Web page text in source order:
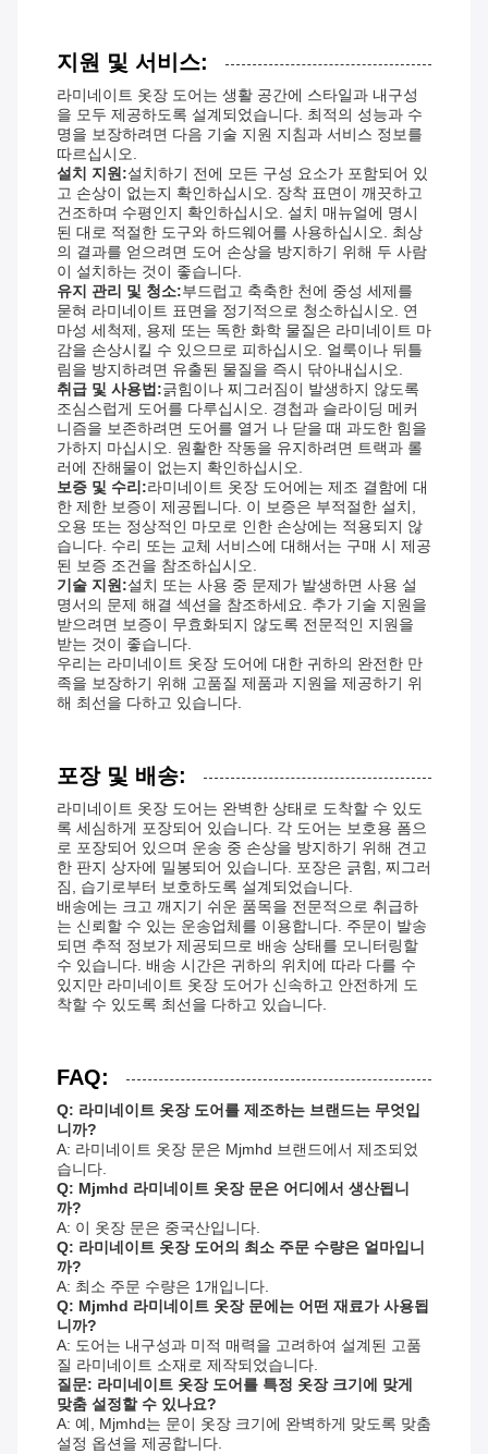
지원 및 서비스:
라미네이트 옷장 도어는 생활 공간에 스타일과 내구성
을 모두 제공하도록 설계되었습니다. 최적의 성능과 수
명을 보장하려면 다음 기술 지원 지침과 서비스 정보를
따르십시오.
설치 지원:설치하기 전에 모든 구성 요소가 포함되어 있
고 손상이 없는지 확인하십시오. 장착 표면이 깨끗하고
건조하며 수평인지 확인하십시오. 설치 매뉴얼에 명시
된 대로 적절한 도구와 하드웨어를 사용하십시오. 최상
의 결과를 얻으려면 도어 손상을 방지하기 위해 두 사람
이 설치하는 것이 좋습니다.
유지 관리 및 청소:부드럽고 축축한 천에 중성 세제를
묻혀 라미네이트 표면을 정기적으로 청소하십시오. 연
마성 세척제, 용제 또는 독한 화학 물질은 라미네이트 마
감을 손상시킬 수 있으므로 피하십시오. 얼룩이나 뒤틀
림을 방지하려면 유출된 물질을 즉시 닦아내십시오.
취급 및 사용법:긁힘이나 찌그러짐이 발생하지 않도록
조심스럽게 도어를 다루십시오. 경첩과 슬라이딩 메커
니즘을 보존하려면 도어를 열거 나 닫을 때 과도한 힘을
가하지 마십시오. 원활한 작동을 유지하려면 트랙과 롤
러에 잔해물이 없는지 확인하십시오.
보증 및 수리:라미네이트 옷장 도어에는 제조 결함에 대
한 제한 보증이 제공됩니다. 이 보증은 부적절한 설치,
오용 또는 정상적인 마모로 인한 손상에는 적용되지 않
습니다. 수리 또는 교체 서비스에 대해서는 구매 시 제공
된 보증 조건을 참조하십시오.
기술 지원:설치 또는 사용 중 문제가 발생하면 사용 설
명서의 문제 해결 섹션을 참조하세요. 추가 기술 지원을
받으려면 보증이 무효화되지 않도록 전문적인 지원을
받는 것이 좋습니다.
우리는 라미네이트 옷장 도어에 대한 귀하의 완전한 만
족을 보장하기 위해 고품질 제품과 지원을 제공하기 위
해 최선을 다하고 있습니다.
포장 및 배송:
라미네이트 옷장 도어는 완벽한 상태로 도착할 수 있도
록 세심하게 포장되어 있습니다. 각 도어는 보호용 폼으
로 포장되어 있으며 운송 중 손상을 방지하기 위해 견고
한 판지 상자에 밀봉되어 있습니다. 포장은 긁힘, 찌그러
짐, 습기로부터 보호하도록 설계되었습니다.
배송에는 크고 깨지기 쉬운 품목을 전문적으로 취급하
는 신뢰할 수 있는 운송업체를 이용합니다. 주문이 발송
되면 추적 정보가 제공되므로 배송 상태를 모니터링할
수 있습니다. 배송 시간은 귀하의 위치에 따라 다를 수
있지만 라미네이트 옷장 도어가 신속하고 안전하게 도
착할 수 있도록 최선을 다하고 있습니다.
FAQ:
Q: 라미네이트 옷장 도어를 제조하는 브랜드는 무엇입
니까?
A: 라미네이트 옷장 문은 Mjmhd 브랜드에서 제조되었
습니다.
Q: Mjmhd 라미네이트 옷장 문은 어디에서 생산됩니
까?
A: 이 옷장 문은 중국산입니다.
Q: 라미네이트 옷장 도어의 최소 주문 수량은 얼마입니
까?
A: 최소 주문 수량은 1개입니다.
Q: Mjmhd 라미네이트 옷장 문에는 어떤 재료가 사용됩
니까?
A: 도어는 내구성과 미적 매력을 고려하여 설계된 고품
질 라미네이트 소재로 제작되었습니다.
질문: 라미네이트 옷장 도어를 특정 옷장 크기에 맞게
맞춤 설정할 수 있나요?
A: 예, Mjmhd는 문이 옷장 크기에 완벽하게 맞도록 맞춤
설정 옵션을 제공합니다.